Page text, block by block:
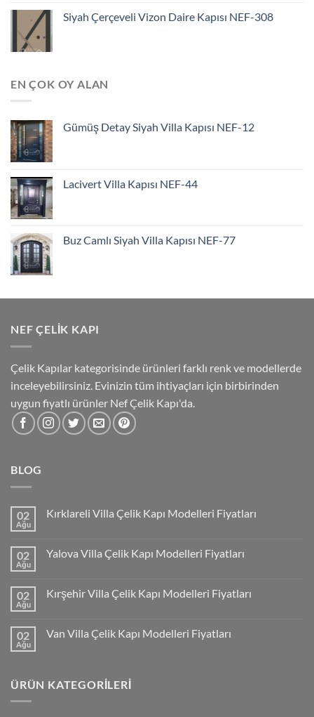
Siyah Çerçeveli Vizon Daire Kapısı NEF-308
EN ÇOK OY ALAN
Gümüş Detay Siyah Villa Kapısı NEF-12
Lacivert Villa Kapısı NEF-44
Buz Camlı Siyah Villa Kapısı NEF-77
NEF ÇELIK KAPI
Çelik Kapılar kategorisinde ürünleri farklı renk ve modellerde
inceleyebilirsiniz. Evinizin tüm ihtiyaçları için birbirinden
uygun fiyatlı ürünler Nef Çelik Kapı'da.
BLOG
02
Ağu
Kırklareli Villa Çelik Kapı Modelleri Fiyatları
02
Ağu
Yalova Villa Çelik Kapı Modelleri Fiyatları
02
Ağu
Kırşehir Villa Çelik Kapı Modelleri Fiyatları
02
Ağu
Van Villa Çelik Kapı Modelleri Fiyatları
ÜRÜN KATEGORILERI